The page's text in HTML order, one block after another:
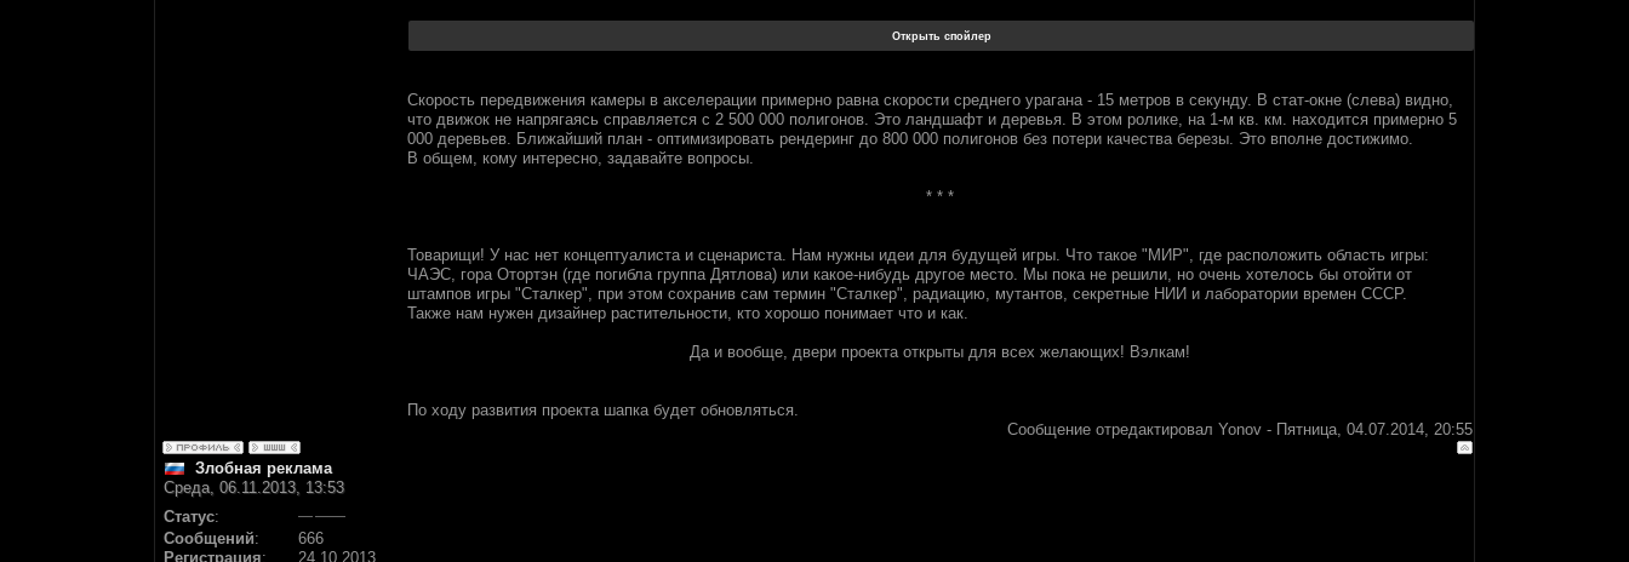
Скорость передвижения камеры в акселерации примерно равна скорости среднего урагана - 15 метров в секунду. В стат-окне (слева) видно,
что движок не напрягаясь справляется с 2 500 000 полигонов. Это ландшафт и деревья. В этом ролике, на 1-м кв. км. находится примерно 5
000 деревьев. Ближайший план - оптимизировать рендеринг до 800 000 полигонов без потери качества березы. Это вполне достижимо.
В общем, кому интересно, задавайте вопросы.
* * *
Товарищи! У нас нет концептуалиста и сценариста. Нам нужны идеи для будущей игры. Что такое "МИР", где расположить область игры:
ЧАЭС, гора Отортэн (где погибла группа Дятлова) или какое-нибудь другое место. Мы пока не решили, но очень хотелось бы отойти от
штампов игры "Сталкер", при этом сохранив сам термин "Сталкер", радиацию, мутантов, секретные НИИ и лаборатории времен СССР.
Также нам нужен дизайнер растительности, кто хорошо понимает что и как.
Да и вообще, двери проекта открыты для всех желающих! Вэлкам!
По ходу развития проекта шапка будет обновляться.
Сообщение отредактировал Yonov - Пятница, 04.07.2014, 20:55
Злобная реклама
Среда, 06.11.2013, 13:53
Статус:
Сообщений:
666
Регистрация: 24.10.2013